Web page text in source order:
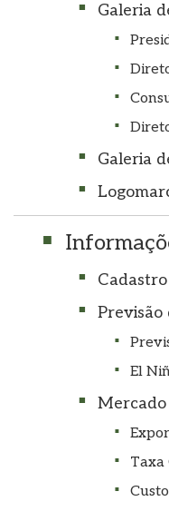
Galeria
Galeria
Previsão
El
Mercado
Taxa